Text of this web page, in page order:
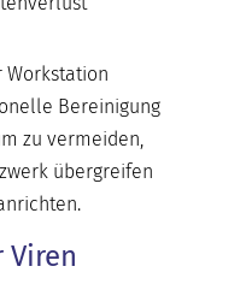
Bereinigung
zu vermeiden,
übergreifen